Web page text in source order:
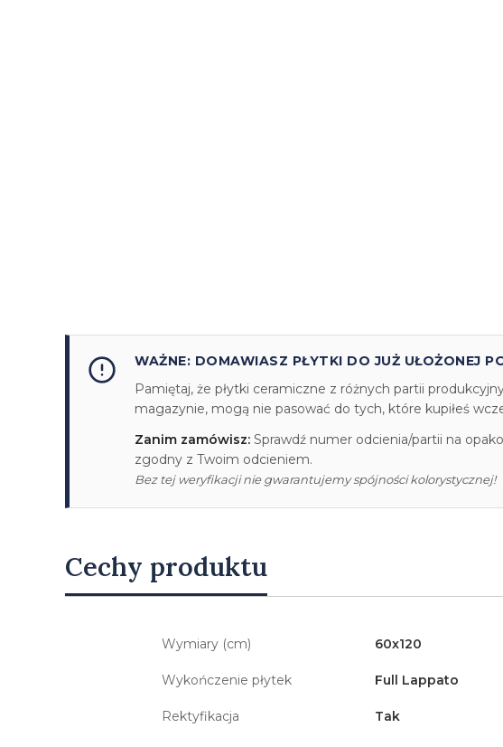
WAŻNE: DOMAWIASZ PŁYTKI DO JUŻ UŁOŻONEJ
Pamiętaj, że płytki ceramiczne z różnych partii
magazynie, mogą nie pasować do tych, które kupiłeś
Zanim zamówisz: Sprawdź numer odcienia/partii na
zgodny z Twoim odcieniem.
Bez tej weryfikacji nie gwarantujemy spójności kolorystycznej!
Cechy produktu
Wymiary (cm) 60x120
Wykończenie płytek Full Lappato
Rektyfikacja Tak